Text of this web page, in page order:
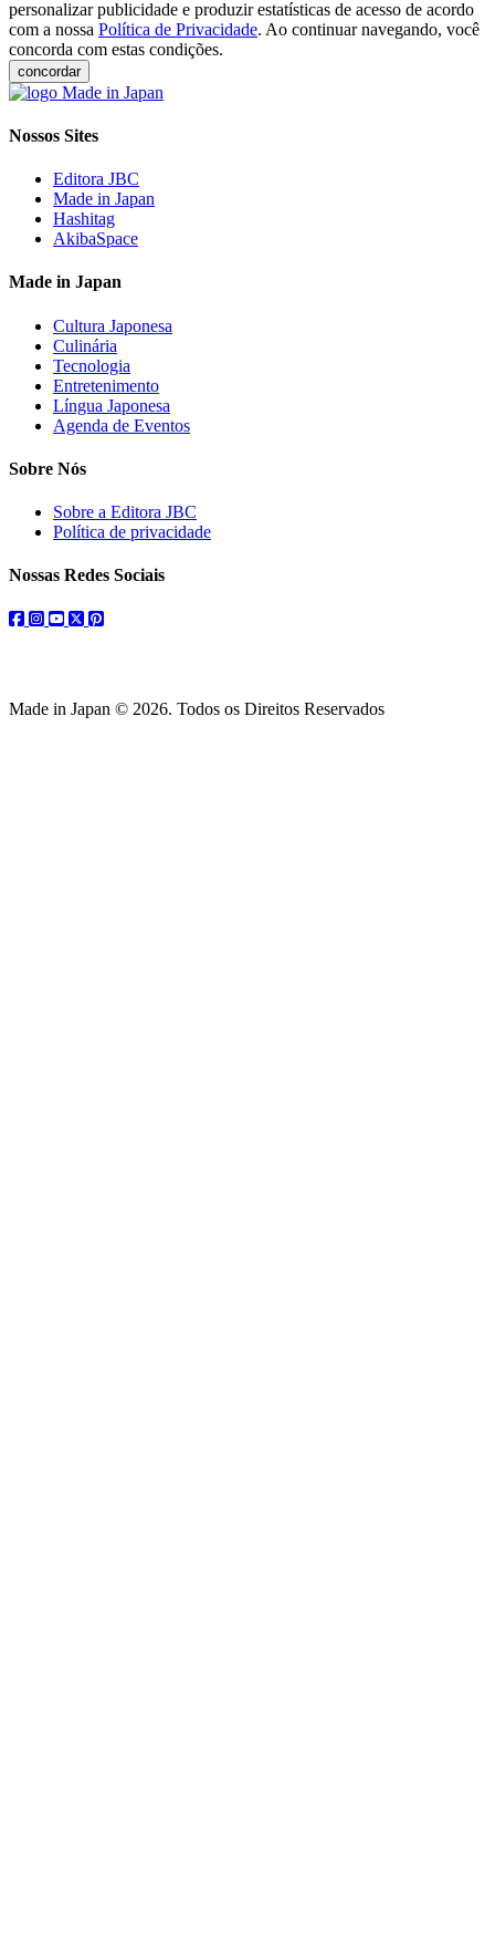
personalizar publicidade e produzir estatísticas de acesso de acordo
com a nossa Política de Privacidade. Ao continuar navegando, você
concorda com estas condições.
concordar
Nossos Sites
Editora JBC
Made in Japan
Hashitag
AkibaSpace
Made in Japan
Cultura Japonesa
Culinária
Tecnologia
Entretenimento
Língua Japonesa
Agenda de Eventos
Sobre Nós
Sobre a Editora JBC
Política de privacidade
Nossas Redes Sociais
facebook
instagram
youtube
twitterpinterest
Made in Japan © 2026. Todos os Direitos Reservados